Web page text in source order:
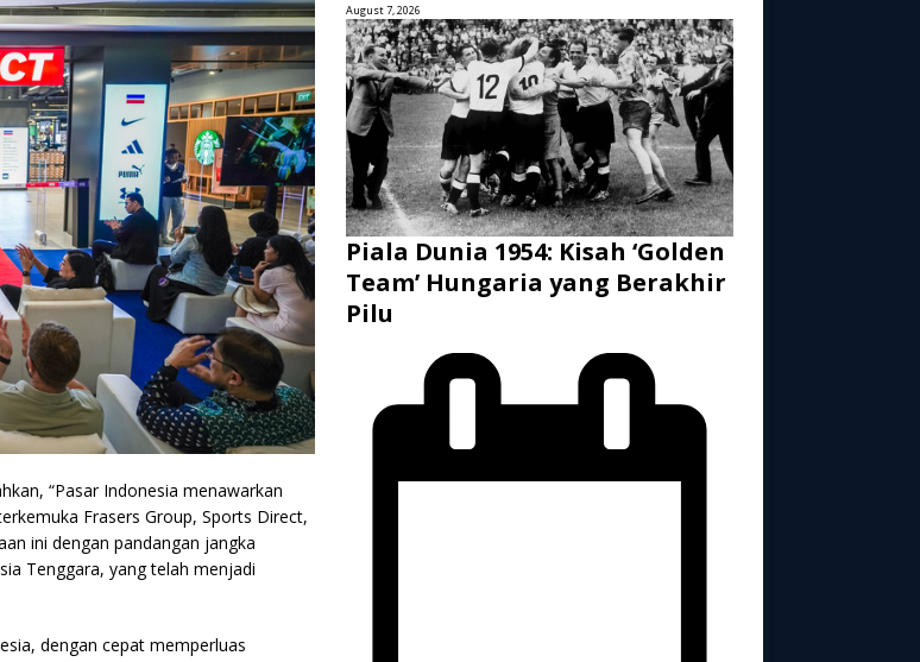
“Pasar Indonesia menawarkan
Frasers Group, Sports Direct,
ini dengan pandangan jangka
Tenggara, yang telah menjadi
dengan cepat memperluas
August 7, 2026
Piala Dunia 1954: Kisah ‘Golden
Team’ Hungaria yang Berakhir
Pilu